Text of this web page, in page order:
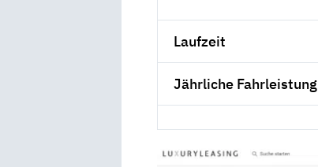
Laufzeit
Jährliche Fahrleistung